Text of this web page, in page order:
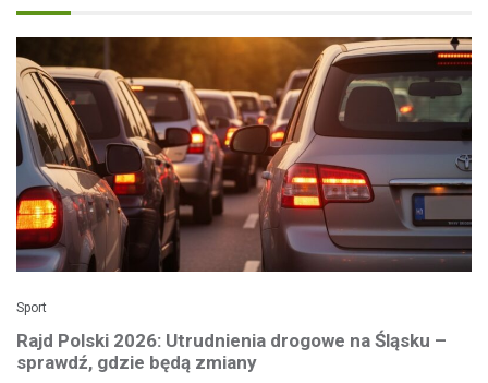
Sport
Rajd Polski 2026: Utrudnienia drogowe na Śląsku –
sprawdź, gdzie będą zmiany